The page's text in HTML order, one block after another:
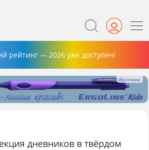
рейтинг — 2026 уже доступен!
дневников в твёрдом